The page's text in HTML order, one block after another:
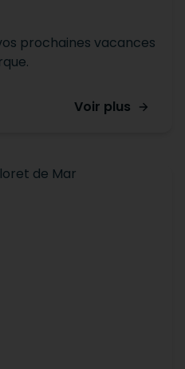
prochaines vacances
Voir plus